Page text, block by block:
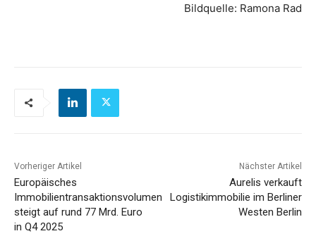
Bildquelle: Ramona Rad
Vorheriger Artikel
Europäisches
Immobilientransaktionsvolumen
steigt auf rund 77 Mrd. Euro
in Q4 2025
Nächster Artikel
Aurelis verkauft
Logistikimmobilie im Berliner
Westen Berlin